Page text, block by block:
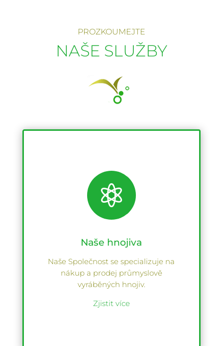
PROZKOUMEJTE
NAŠE SLUŽBY

Naše hnojiva
Naše Společnost se specializuje na
nákup a prodej průmyslově
vyráběných hnojiv.
Zjistit více